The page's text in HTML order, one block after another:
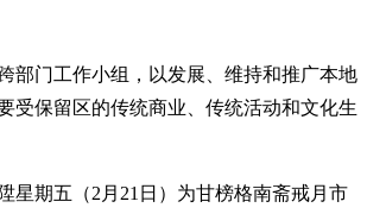
部门工作小组，以发展、维持和推广本地
受保留区的传统商业、传统活动和文化生
星期五（2月21日）为甘榜格南斋戒月市